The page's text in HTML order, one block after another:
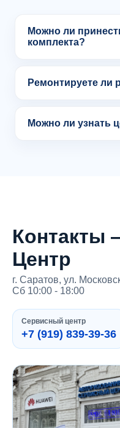
Можно ли
комплекта?
Ремонтируете
Можно ли узнать
Контакты
Центр
г. Саратов, ул.
Сб 10:00 - 18:00
Сервисный центр
+7 (919) 839-39-36